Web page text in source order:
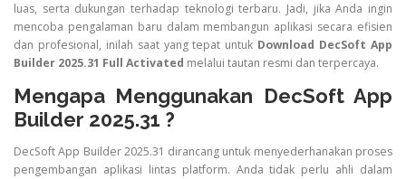
luas, serta dukungan terhadap teknologi terbaru. Jadi, jika Anda ingin
mencoba pengalaman baru dalam membangun aplikasi secara efisien
dan profesional, inilah saat yang tepat untuk Download DecSoft App
Builder 2025.31 Full Activated melalui tautan resmi dan terpercaya.
Mengapa Menggunakan DecSoft App
Builder 2025.31 ?
DecSoft App Builder 2025.31 dirancang untuk menyederhanakan proses
pengembangan aplikasi lintas platform. Anda tidak perlu ahli dalam